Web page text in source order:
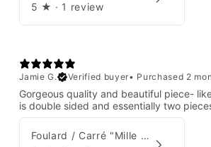
5 ★ · 1 review
Jamie G.
Verified buyer• Purchased 2
Gorgeous quality and beautiful piece-
is double sided and essentially two
Foulard / Carré "Mille Feuilles de Soie" Hermès par Natsuno Hidaka